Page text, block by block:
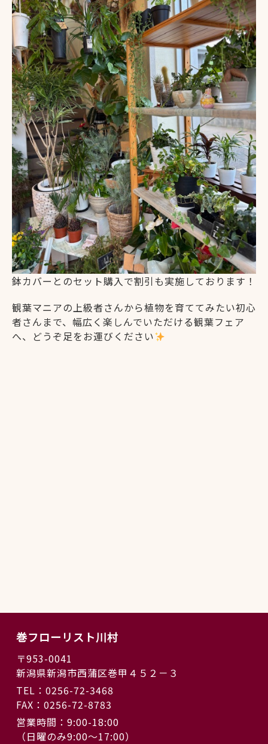
鉢カバーとのセット購入で割引も実施しております！
観葉マニアの上級者さんから植物を育ててみたい初心
者さんまで、幅広く楽しんでいただける観葉フェア
へ、どうぞ足をお運びください
巻フローリスト川村
〒953-0041
新潟県新潟市西蒲区巻甲４５２－３
TEL：0256-72-3468
FAX：0256-72-8783
営業時間：9:00-18:00
（日曜のみ9:00〜17:00）